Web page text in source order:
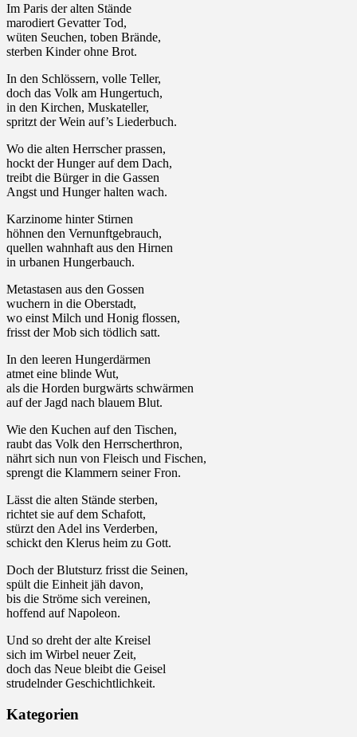
Im Paris der alten Stände
marodiert Gevatter Tod,
wüten Seuchen, toben Brände,
sterben Kinder ohne Brot.
In den Schlössern, volle Teller,
doch das Volk am Hungertuch,
in den Kirchen, Muskateller,
spritzt der Wein auf’s Liederbuch.
Wo die alten Herrscher prassen,
hockt der Hunger auf dem Dach,
treibt die Bürger in die Gassen
Angst und Hunger halten wach.
Karzinome hinter Stirnen
höhnen den Vernunftgebrauch,
quellen wahnhaft aus den Hirnen
in urbanen Hungerbauch.
Metastasen aus den Gossen
wuchern in die Oberstadt,
wo einst Milch und Honig flossen,
frisst der Mob sich tödlich satt.
In den leeren Hungerdärmen
atmet eine blinde Wut,
als die Horden burgwärts schwärmen
auf der Jagd nach blauem Blut.
Wie den Kuchen auf den Tischen,
raubt das Volk den Herrscherthron,
nährt sich nun von Fleisch und Fischen,
sprengt die Klammern seiner Fron.
Lässt die alten Stände sterben,
richtet sie auf dem Schafott,
stürzt den Adel ins Verderben,
schickt den Klerus heim zu Gott.
Doch der Blutsturz frisst die Seinen,
spült die Einheit jäh davon,
bis die Ströme sich vereinen,
hoffend auf Napoleon.
Und so dreht der alte Kreisel
sich im Wirbel neuer Zeit,
doch das Neue bleibt die Geisel
strudelnder Geschichtlichkeit.
Kategorien